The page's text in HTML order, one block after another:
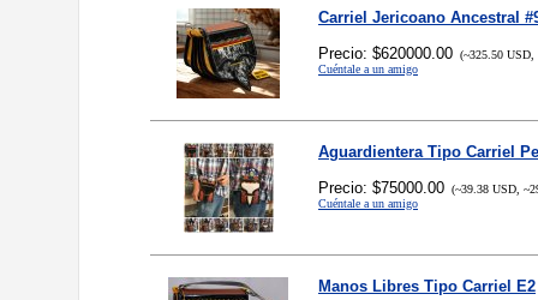
Carriel Jericoano Ancestral
Precio: $620000.00 (~325.50 USD,
Cuéntale a un amigo
Aguardientera Tipo Carriel
Precio: $75000.00 (~39.38 USD,
Cuéntale a un amigo
Manos Libres Tipo Carriel E2